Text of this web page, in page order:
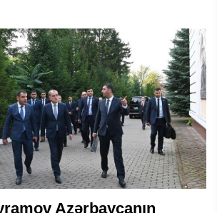
Azərbaycanın